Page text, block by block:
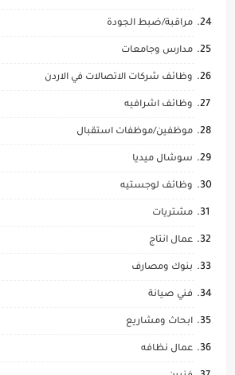
مراقبة/ضبط الجودة
مدارس وجامعات
وظائف شركات الاتصالات في الاردن
وظائف اشرافيه
موظفين/موظفات استقبال
سوشال ميديا
وظائف لوجستيه
مشتريات
عمال انتاج
بنوك ومصارف
فني صيانة
ابحاث ومشاريع
عمال نظافه